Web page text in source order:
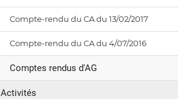
Compte-rendu du CA du 13/02/2017
Compte-rendu du CA du 4/07/2016
Comptes rendus d'AG
Activités